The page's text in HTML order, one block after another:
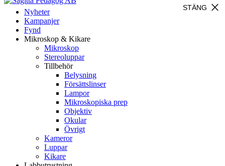
close
STÄNG
Nyheter
Kampanjer
Fynd
Mikroskop & Kikare
Mikroskop
Stereoluppar
Tillbehör
Belysning
Försättslinser
Lampor
Mikroskopiska prep
Objektiv
Okular
Övrigt
Kameror
Luppar
Kikare